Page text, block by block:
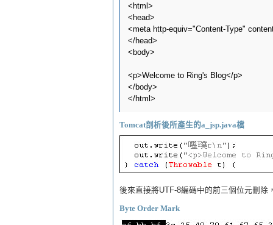
<html>
<head>
<meta http-equiv="Content-Type"
</head>
<body>
<p>Welcome to Ring's Blog</p>
</body>
Tomcat剖析後所產生的a_jsp.java檔
後來直接將UTF-8編碼中的前三個位元刪
Byte Order Mark